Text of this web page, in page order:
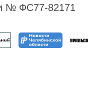
№ ФС77-82171